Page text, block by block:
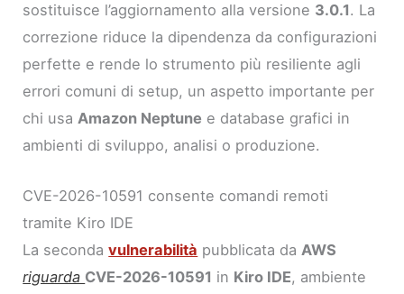
sostituisce l’aggiornamento alla versione 3.0.1. La
correzione riduce la dipendenza da configurazioni
perfette e rende lo strumento più resiliente agli
errori comuni di setup, un aspetto importante per
chi usaAmazon Neptune e database grafici in
ambienti di sviluppo, analisi o produzione.
CVE-2026-10591 consente comandi remoti
tramite Kiro IDE
La secondavulnerabilità pubblicata daAWS
riguarda CVE-2026-10591 in Kiro IDE, ambiente